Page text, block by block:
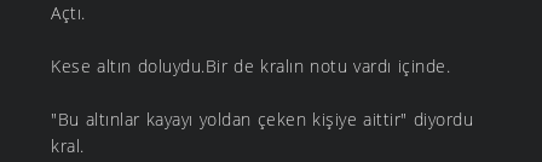
Açtı.
Kese altın doluydu.Bir de kralın notu vardı içinde.
"Bu altınlar kayayı yoldan çeken kişiye aittir" diyordu
kral.